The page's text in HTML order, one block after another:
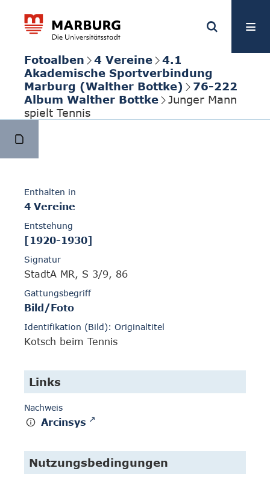
Fotoalben 4 Vereine
4.1
Akademische Sportverbindung
Marburg (Walther Bottke)
76-222
Album Walther Bottke
Junger Mann
spielt Tennis
Enthalten in
4 Vereine
Entstehung
[1920-1930]
Signatur
StadtA MR, S 3/9, 86
Gattungsbegriff
Bild/Foto
Identifikation (Bild): Originaltitel
Kotsch beim Tennis
Links
Nachweis
Arcinsys
Nutzungsbedingungen